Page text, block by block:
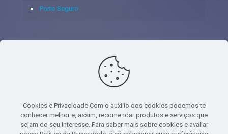
Porto Seguro
© 2020 - Yoshie & Maia Corretora de Seguros Ltda - CNPJ:
05.459.716/0001-75 - SUSEP: 100637106 AV DOS
PAVIMENTO - CEP 06.020-012 - VILA YARA - OSASCO - UF SP -
TELEFONE - (11) 8251-9266
Cookies e Privacidade Com o auxílio dos cookies podemos te
conhecer melhor e, assim, recomendar produtos e serviços que
sejam do seu interesse. Para saber mais sobre cookies e avaliar